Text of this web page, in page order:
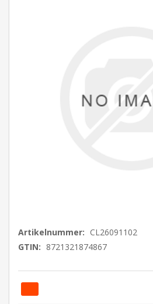
Artikelnummer: CL26091102
GTIN: 8721321874867